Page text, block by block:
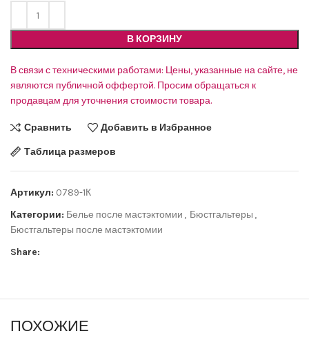
В КОРЗИНУ
В связи с техническими работами: Цены, указанные на сайте, не
являются публичной оффертой. Просим обращаться к
продавцам для уточнения стоимости товара.
Сравнить Добавить в Избранное
Таблица размеров
Артикул: 0789-1К
Категории: Белье после мастэктомии , Бюстгальтеры ,
Бюстгальтеры после мастэктомии
Share:
ПОХОЖИЕ